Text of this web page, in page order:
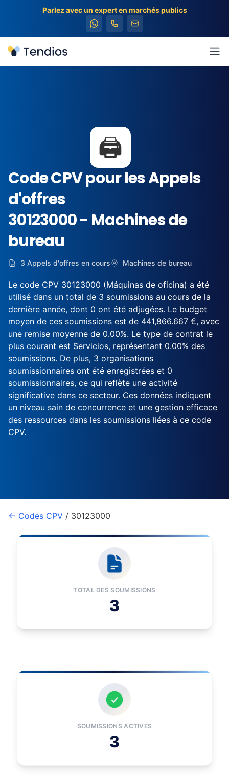
Parlez avec un expert en marchés publics
Tendios
🖨️
Code CPV pour les Appels
d'offres
30123000 - Machines de
bureau
3 Appels d'offres en cours Machines de bureau
Le code CPV 30123000 (Máquinas de oficina) a été
utilisé dans un total de 3 soumissions au cours de la
dernière année, dont 0 ont été adjugées. Le budget
moyen de ces soumissions est de 441,866.667 €, avec
une remise moyenne de 0.00%. Le type de contrat le
plus courant est Servicios, représentant 0.00% des
soumissions. De plus, 3 organisations
soumissionnaires ont été enregistrées et 0
soumissionnaires, ce qui reflète une activité
significative dans ce secteur. Ces données indiquent
un niveau sain de concurrence et une gestion efficace
des ressources dans les soumissions liées à ce code
CPV.
← Codes CPV / 30123000
TOTAL DES SOUMISSIONS
3
SOUMISSIONS ACTIVES
3